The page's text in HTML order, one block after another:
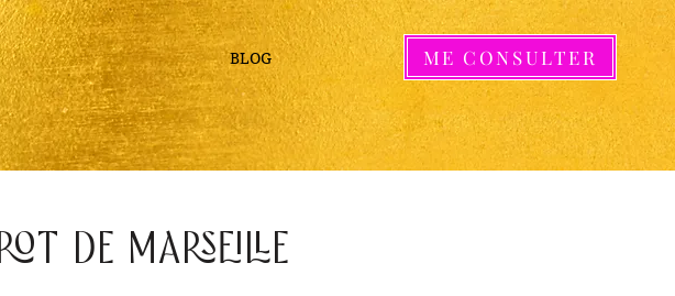
BLOG ME CONSULTER
de Marseille